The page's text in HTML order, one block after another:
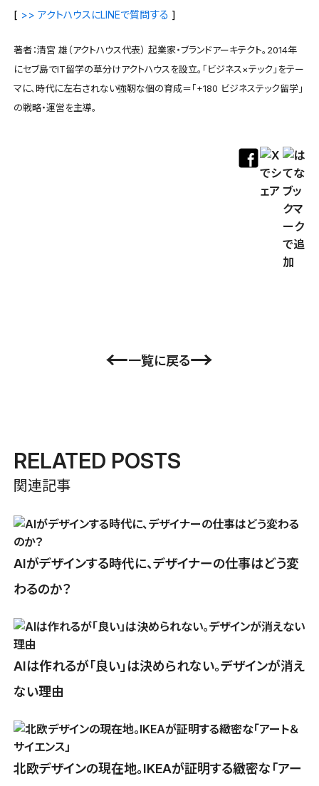
[ >> アクトハウスにLINEで質問する ]
著者：清宮 雄（アクトハウス代表） 起業家・ブランドアーキテクト。2014年
にセブ島でIT留学の草分けアクトハウスを設立。「ビジネス×テック」をテー
マに、時代に左右されない強靭な個の育成＝「+180 ビジネステック留学」
の戦略・運営を主導。
←一覧に戻る→
RELATED POSTS
関連記事
AIがデザインする時代に、デザイナーの仕事はどう変
わるのか？
AIは作れるが「良い」は決められない。デザインが消え
ない理由
北欧デザインの現在地。IKEAが証明する緻密な「アー